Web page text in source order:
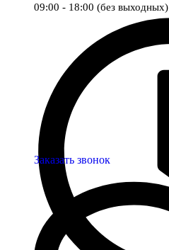
09:00 - 18:00 (без выходных)
Заказать звонок